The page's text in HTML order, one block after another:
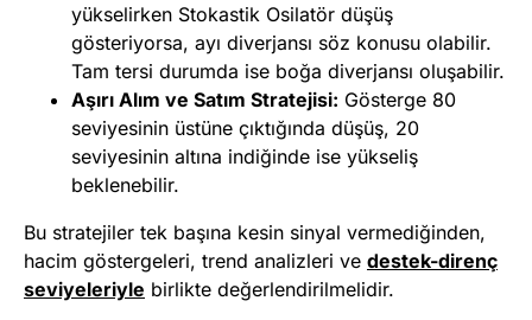
yükselirken Stokastik Osilatör düşüş
gösteriyorsa, ayı diverjansı söz konusu olabilir.
Tam tersi durumda ise boğa diverjansı oluşabilir.
Aşırı Alım ve Satım Stratejisi: Gösterge 80
seviyesinin üstüne çıktığında düşüş, 20
seviyesinin altına indiğinde ise yükseliş
beklenebilir.
Bu stratejiler tek başına kesin sinyal vermediğinden,
hacim göstergeleri, trend analizleri ve destek-direnç
seviyeleriyle birlikte değerlendirilmelidir.